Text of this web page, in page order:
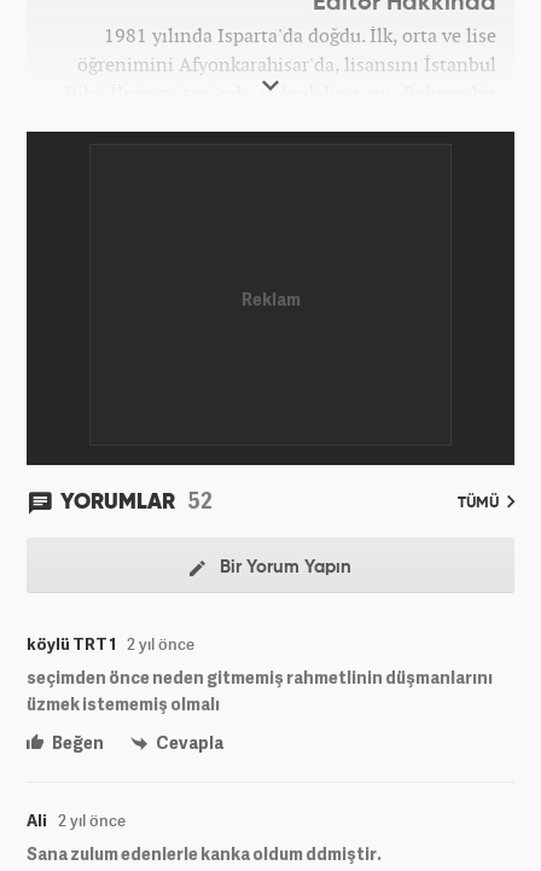
1981 yılında Isparta'da doğdu. İlk, orta ve lise
öğrenimini Afyonkarahisar'da, lisansını İstanbul
Bilgi Üniversitesi'nde, yüksek lisansını Bahçeşehir
Haber7’de gece editörlüğüne başladı. Halen
YORUMLAR 52 TÜMÜ
Bir Yorum Yapın
köylü TRT 1 2 yıl önce
seçimden önce neden gitmemiş rahmetlinin düşmanlarını
üzmek istememiş olmalı
Beğen
Cevapla
Ali 2 yıl önce
Sana zulum edenlerle kanka oldum ddmiştir.